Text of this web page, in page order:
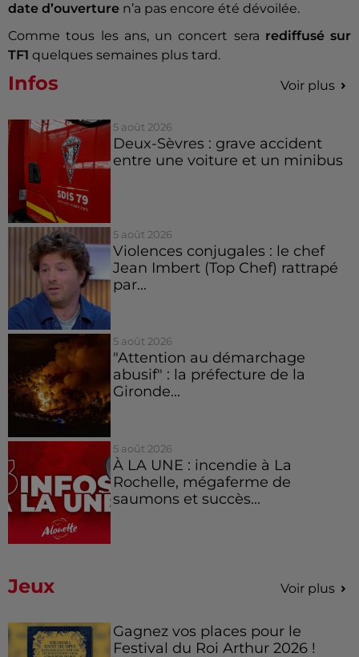
date d’ouverture n’a pas encore été dévoilée.
Comme tous les ans, un concert sera rediffusé sur
TF1 quelques semaines plus tard.
Infos Voir plus
5 août 2026
Deux-Sèvres : grave accident
entre une voiture et un minibus
5 août 2026
Violences conjugales : le chef
Jean Imbert (Top Chef) rattrapé
par...
5 août 2026
"Attention au démarchage
abusif" : la préfecture de la
Gironde...
5 août 2026
À LA UNE : incendie à La
Rochelle, mégaferme de
saumons et succès...
Jeux Voir plus
Gagnez vos places pour le
Festival du Roi Arthur 2026 !